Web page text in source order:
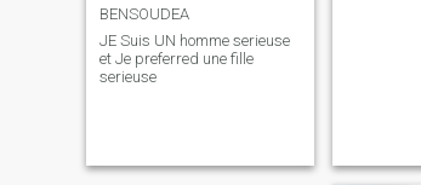
BENSOUDEA
JE Suis UN homme serieuse
et Je preferred une fille
serieuse